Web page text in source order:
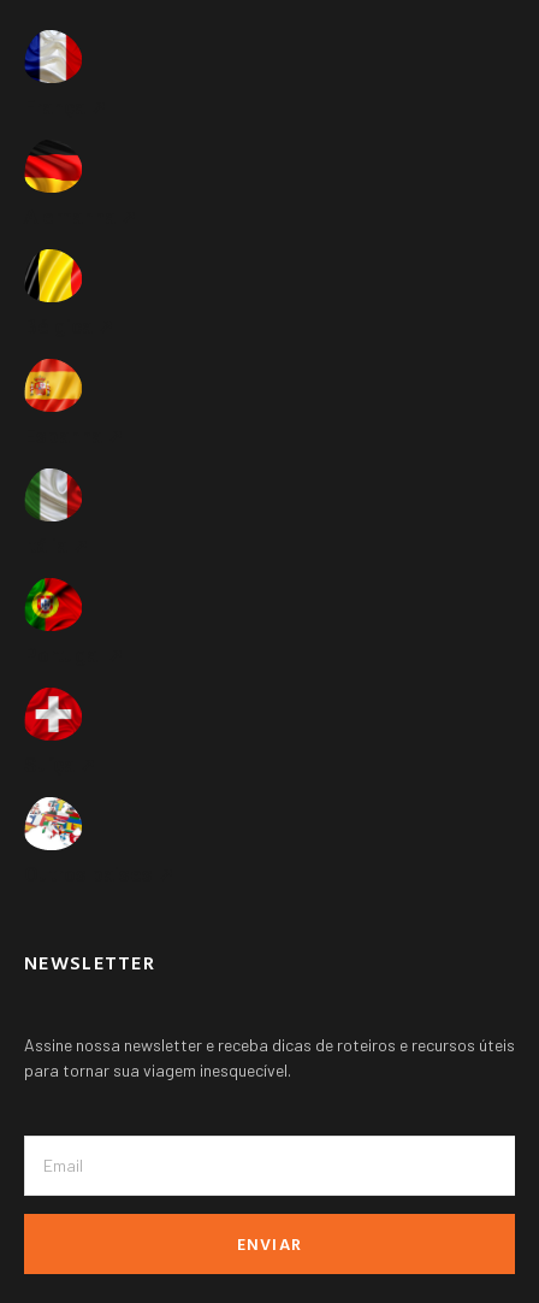
NEWSLETTER
Assine nossa newsletter e receba dicas de roteiros e recursos úteis
para tornar sua viagem inesquecível.
ENVIAR